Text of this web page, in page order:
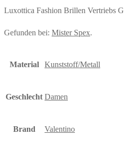
Luxottica Fashion Brillen Vertriebs
Gefunden bei: Mister Spex.
Material Kunststoff/Metall
Geschlecht Damen
Brand Valentino